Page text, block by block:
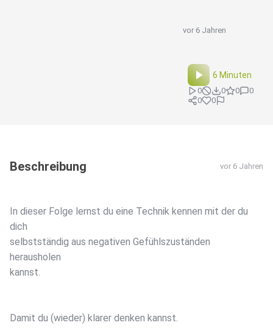
vor 6 Jahren
6 Minuten
0 0 0
0
0
0
Beschreibung vor 6 Jahren
In dieser Folge lernst du eine Technik kennen mit der du
dich
selbstständig aus negativen Gefühlszuständen
herausholen
kannst.
Damit du (wieder) klarer denken kannst.